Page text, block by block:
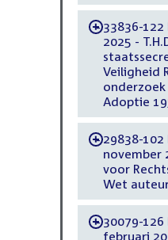
-33836-
2025 -
Veiligheid
onderzoek
Adoptie
-29838-
november
voor
Wet
-30079-
februari